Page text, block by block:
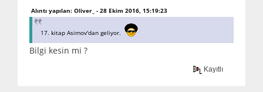
Alıntı yapılan: Oliver_ - 28 Ekim 2016, 15:19:23
17. kitap Asimov'dan geliyor.
Bilgi kesin mi ?
Kayıtlı